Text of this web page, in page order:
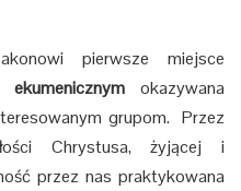
pierwsze miejsce
okazywana
grupom. Przez
Chrystusa, żyjącej i
przez nas praktykowana